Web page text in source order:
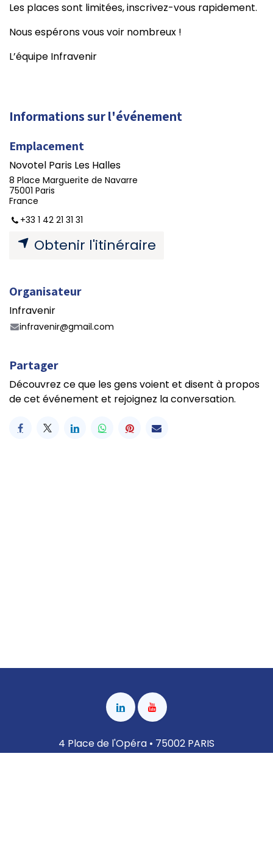
Les places sont limitées, inscrivez-vous rapidement.
Nous espérons vous voir nombreux !
L’équipe Infravenir
Informations sur l'événement
Emplacement
Novotel Paris Les Halles
8 Place Marguerite de Navarre
75001 Paris
France
+33 1 42 21 31 31
Obtenir l'itinéraire
Organisateur
Infravenir
infravenir@gmail.com
Partager
Découvrez ce que les gens voient et disent à propos
de cet événement et rejoignez la conversation.
4 Place de l'Opéra • 75002 PARIS